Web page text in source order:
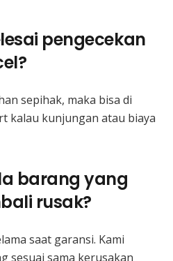
pengecekan
sepihak, maka bisa di
kalau kunjungan atau biaya
barang yang
rusak?
saat garansi. Kami
sesuai sama kerusakan